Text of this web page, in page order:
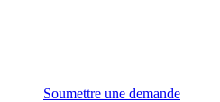
Soumettre une demande